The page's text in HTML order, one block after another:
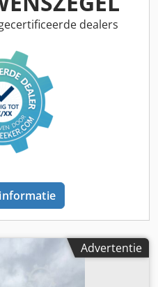
hydraulische
Aey Sdlzoqrekr *
* Leidingwerk *
50% * Meer foto's en
Erik) * Prijs: 45.900 euro,
vragen kunt u bellen:
zijn onder
rechten aan worden
voorbehouden.?
dealers
Advertentie